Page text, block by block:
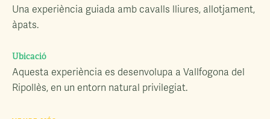
Una experiència guiada amb cavalls lliures, allotjament,
àpats.
Ubicació
Aquesta experiència es desenvolupa a Vallfogona del
Ripollès, en un entorn natural privilegiat.